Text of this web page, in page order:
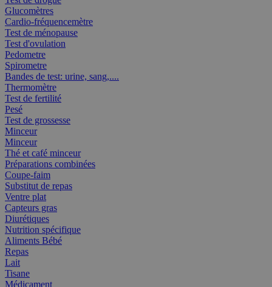
Glucomètres
Cardio-fréquencemètre
Test de ménopause
Test d'ovulation
Pedometre
Spirometre
Bandes de test: urine, sang,....
Thermomètre
Test de fertilité
Pesé
Test de grossesse
Minceur
Minceur
Thé et café minceur
Préparations combinées
Coupe-faim
Substitut de repas
Ventre plat
Capteurs gras
Diurétiques
Nutrition spécifique
Aliments Bébé
Repas
Lait
Tisane
Médicament